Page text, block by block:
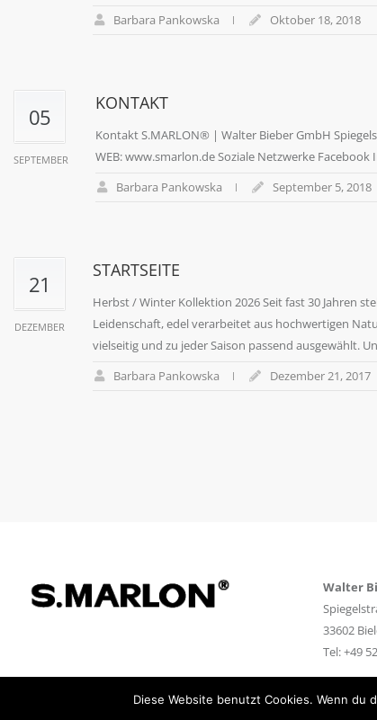
Barbara Pankowska Oktober 18, 2018
05
SEPTEMBER
KONTAKT
Kontakt S.MARLON® | Walter Bieber GmbH
WEB: www.smarlon.de Soziale Netzwerke Facebook
Barbara Pankowska September 5, 2018
21
DEZEMBER
STARTSEITE
Herbst / Winter Kollektion 2026 Seit fast 30 Jahren
Leidenschaft, edel verarbeitet aus hochwertigen
vielseitig und zu jeder Saison passend ausgewählt.
Barbara Pankowska Dezember 21, 2017
Walter
33602
Tel: +49
Diese Website benutzt Cookies. Wenn